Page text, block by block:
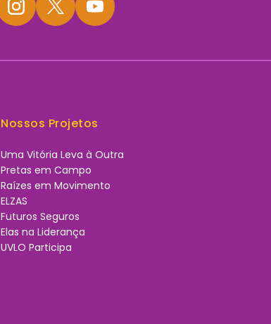
Nossos Projetos
Uma Vitória Leva à Outra
Pretas em Campo
Raízes em Movimento
ELZAS
Futuros Seguros
Elas na Liderança
UVLO Participa